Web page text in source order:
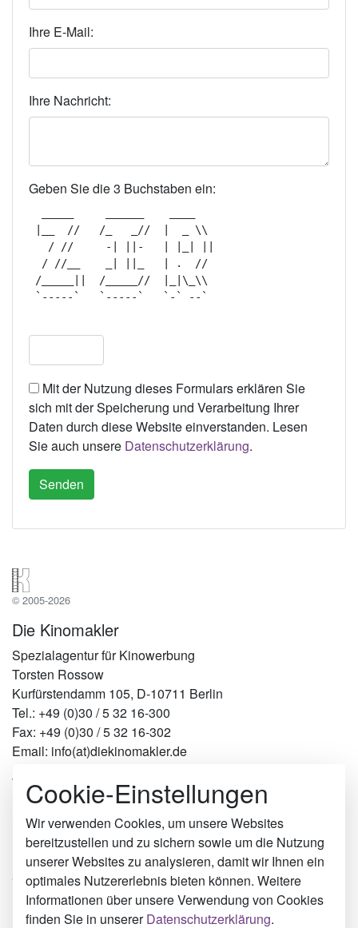
Ihre E-Mail:
Ihre Nachricht:
Geben Sie die 3 Buchstaben ein:
|__  //   /_   _//  |  _ \\
   / //     -| ||-   | |_| ||
  / //__    _| ||_   | .  //
/_____||  /_____//  |_|\_\\
`-----`   `-----`   `-` --`
Mit der Nutzung dieses Formulars erklären Sie
sich mit der Speicherung und Verarbeitung Ihrer
Daten durch diese Website einverstanden. Lesen
Sie auch unsere Datenschutzerklärung.
© 2005-2026
Die Kinomakler
Spezialagentur für Kinowerbung
Torsten Rossow
Kurfürstendamm 105, D-10711 Berlin
Tel.: +49 (0)30 / 5 32 16-300
Fax: +49 (0)30 / 5 32 16-302
Email: info(at)diekinomakler.de
Werben in Städten
Berlin
Hamburg
München
Köln
Gummersbach
Büdingen
Rödermark
Cookie-Einstellungen
Wir verwenden Cookies, um unsere Websites
bereitzustellen und zu sichern sowie um die Nutzung
unserer Websites zu analysieren, damit wir Ihnen ein
optimales Nutzererlebnis bieten können. Weitere
Informationen über unsere Verwendung von Cookies
finden Sie in unsererDatenschutzerklärung.